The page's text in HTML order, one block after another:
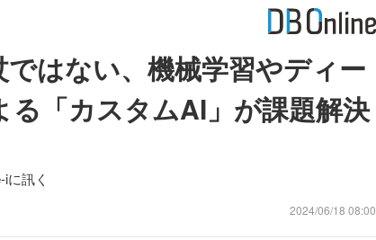
はない、機械学習やディー
る「カスタムAI」が課題解決
に訊く
2024/06/18 08:00